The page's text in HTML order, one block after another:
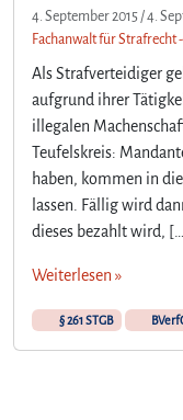
4. September 2015 /4.
Fachanwalt für
Als Strafverteidiger
aufgrund ihrer
illegalen
Teufelskreis:
haben, kommen in
lassen. Fällig wird
dieses bezahlt wird,
Weiterlesen »
§ 261 STGB